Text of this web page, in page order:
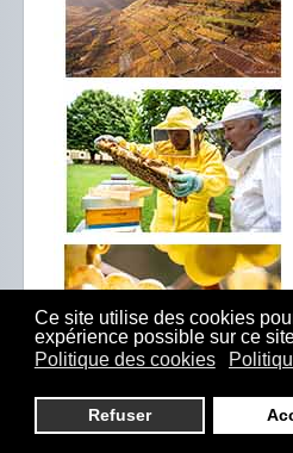
Ce site utilise des cookies
expérience possible sur ce
Politique des cookies
Refuser